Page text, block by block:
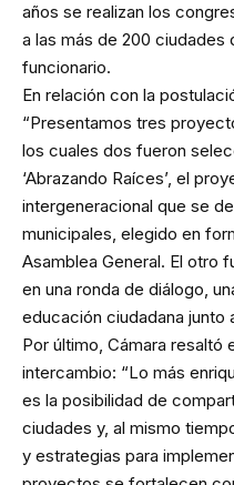
años se realizan los
a las más de 200 ciudades
funcionario.
En relación con la
“Presentamos tres
los cuales dos fueron
‘Abrazando Raíces’, el
intergeneracional que se
municipales, elegido en
Asamblea General. El otro
en una ronda de diálogo,
educación ciudadana junto
Por último, Cámara
intercambio: “Lo más
es la posibilidad de
ciudades y, al mismo
y estrategias para